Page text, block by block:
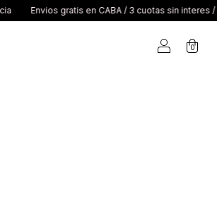
Envios gratis en CABA / 3 cuotas sin interes /
0